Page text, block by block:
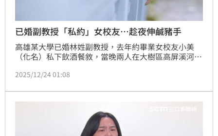
已婚副教授「私約」女校友…趁夜伸鹹豬手
高雄某大學已婚林姓副教授，去年約畢業女校友小美
（化名）私下飲酒餐敘，當晚兩人在大樹區高屏溪河堤
出手性騷擾。事後挨告，林男雖認罪，但女方拒絕調解
期徒刑，得易科罰金，可上訴。
2025/12/24 01:08